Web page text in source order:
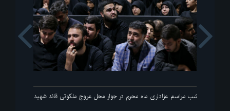
اولین شب مراسم عزاداری ماه محرم در جوار محل عروج ملکوتی قائد شهید انقلاب
Next